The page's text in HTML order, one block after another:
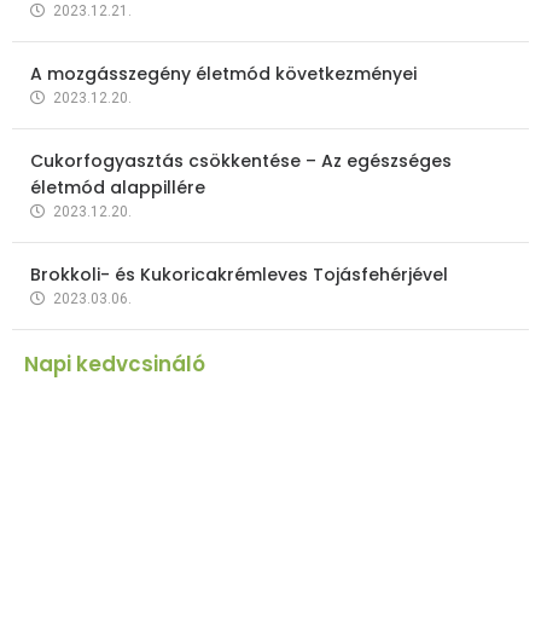
2023.12.21.
A mozgásszegény életmód következményei
2023.12.20.
Cukorfogyasztás csökkentése – Az egészséges
életmód alappillére
2023.12.20.
Brokkoli- és Kukoricakrémleves Tojásfehérjével
2023.03.06.
Napi kedvcsináló